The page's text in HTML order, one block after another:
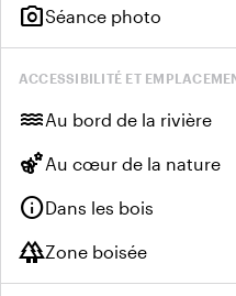
photo_cameraSéance photo
ACCESSIBILITÉ ET
waterAu bord de la rivière
emoji_natureAu cœur de la nature
infoDans les bois
forestZone boisée